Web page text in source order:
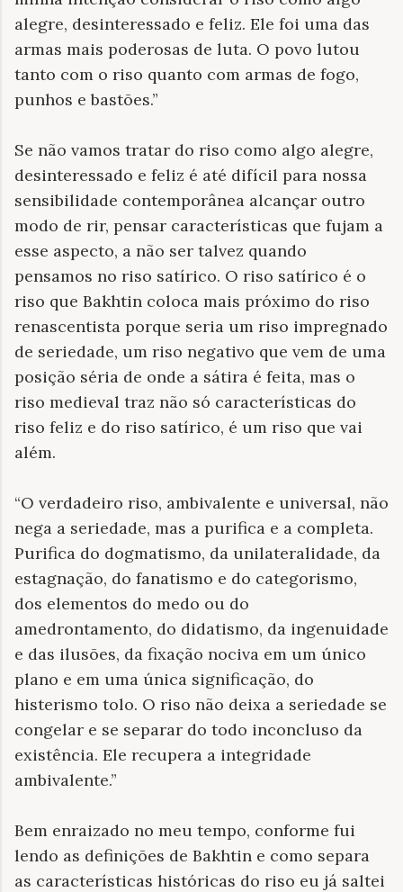
alegre, desinteressado e feliz. Ele foi uma das
armas mais poderosas de luta. O povo lutou
tanto com o riso quanto com armas de fogo,
punhos e bastões.”
Se não vamos tratar do riso como algo alegre,
desinteressado e feliz é até difícil para nossa
sensibilidade contemporânea alcançar outro
modo de rir, pensar características que fujam a
esse aspecto, a não ser talvez quando
pensamos no riso satírico. O riso satírico é o
riso que Bakhtin coloca mais próximo do riso
renascentista porque seria um riso impregnado
de seriedade, um riso negativo que vem de uma
posição séria de onde a sátira é feita, mas o
riso medieval traz não só características do
riso feliz e do riso satírico, é um riso que vai
além.
“O verdadeiro riso, ambivalente e universal, não
nega a seriedade, mas a purifica e a completa.
Purifica do dogmatismo, da unilateralidade, da
estagnação, do fanatismo e do categorismo,
dos elementos do medo ou do
amedrontamento, do didatismo, da ingenuidade
e das ilusões, da fixação nociva em um único
plano e em uma única significação, do
histerismo tolo. O riso não deixa a seriedade se
congelar e se separar do todo inconcluso da
existência. Ele recupera a integridade
ambivalente.”
Bem enraizado no meu tempo, conforme fui
lendo as definições de Bakhtin e como separa
as características históricas do riso eu já saltei